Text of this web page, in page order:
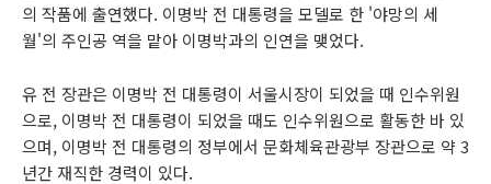
의 작품에 출연했다. 이명박 전 대통령을 모델로 한 '야망의 세
월'의 주인공 역을 맡아 이명박과의 인연을 맺었다.
유 전 장관은 이명박 전 대통령이 서울시장이 되었을 때 인수위원
으로, 이명박 전 대통령이 되었을 때도 인수위원으로 활동한 바 있
으며, 이명박 전 대통령의 정부에서 문화체육관광부 장관으로 약 3
년간 재직한 경력이 있다.